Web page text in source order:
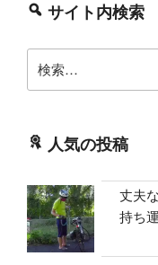
サイト内検索
索:
人気の投稿
丈夫
持ち